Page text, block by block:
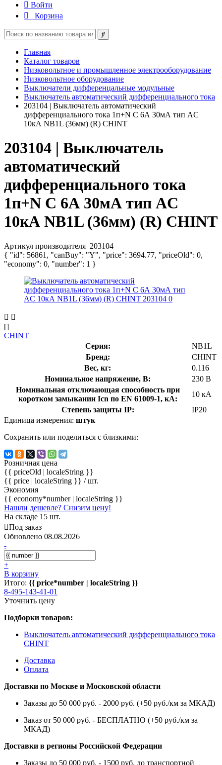
Войти
Корзина
Главная
Каталог товаров
Низковольтное и промышленное электрооборудование
Низковольтное оборудование
Выключатели дифференцальные модульные
Выключатель автоматический дифференциального тока
203104 | Выключатель автоматический
дифференциального тока 1п+N C 6А 30мА тип AC
10кА NB1L (36мм) (R) CHINT
203104 | Выключатель
автоматический
дифференциального тока
1п+N C 6А 30мА тип AC
10кА NB1L (36мм) (R) CHINT
Артикул производителя 203104
{ "id": 56861, "canBuy": "Y", "price": 3694.77, "priceOld": 0,
"economy": 0, "number": 1 }
[]
CHINT
Серия:
NB1L
Бренд:
CHINT
Вес, кг:
0.116
Номинальное напряжение, В:
230 В
Номинальная отключающая способность при
коротком замыкании Icn по EN 61009-1, кА:
10 кА
Степень защиты IP:
IP20
Единица измерения: штук
Сохранить или поделиться с близкими:
Розничная цена
{{ priceOld | localeString }}
{{ price | localeString }} / шт.
Экономия
{{ economy*number | localeString }}
Нашли дешевле? Снизим цену!
На складе 15 шт.
Под заказ
Обновлено 08.08.2026
-
+
В корзину
Итого: {{ price*number | localeString }}
8-495-143-41-01
Уточнить цену
Подборки товаров:
Выключатель автоматический дифференциального тока
CHINT
Доставка
Оплата
Доставки по Москве и Московской области
Заказы до 50 000 руб. - 2000 руб. (+50 руб./км за МКАД)
Заказ от 50 000 руб. - БЕСПЛАТНО (+50 руб./км за
МКАД)
Доставки в регионы Российской Федерации
Заказы до 50 000 руб. - 1500 руб. до транспортной